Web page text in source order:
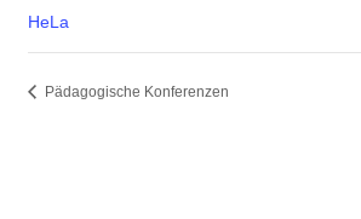
HeLa
Pädagogische Konferenzen